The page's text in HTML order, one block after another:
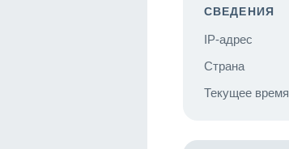
СВЕДЕНИЯ
IP-адрес
Страна
Текущее время